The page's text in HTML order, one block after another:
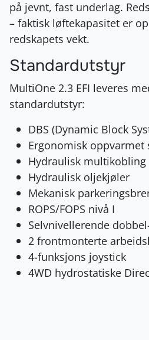
på jevnt, fast underlag.
– faktisk løftekapasitet er
redskapets vekt.
Standardutstyr
MultiOne 2.3 EFI leveres
standardutstyr:
DBS (Dynamic Block
Ergonomisk oppvarmet
Hydraulisk multikobling
Hydraulisk oljekjøler
Mekanisk
ROPS/FOPS nivå I
Selvnivellerende
2 frontmonterte
4-funksjons joystick
4WD hydrostatiske